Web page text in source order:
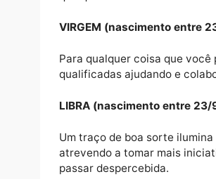
se jogam pérolas aos
LEÃO (nascimento entre
saber, ciente de que,
que quiser.